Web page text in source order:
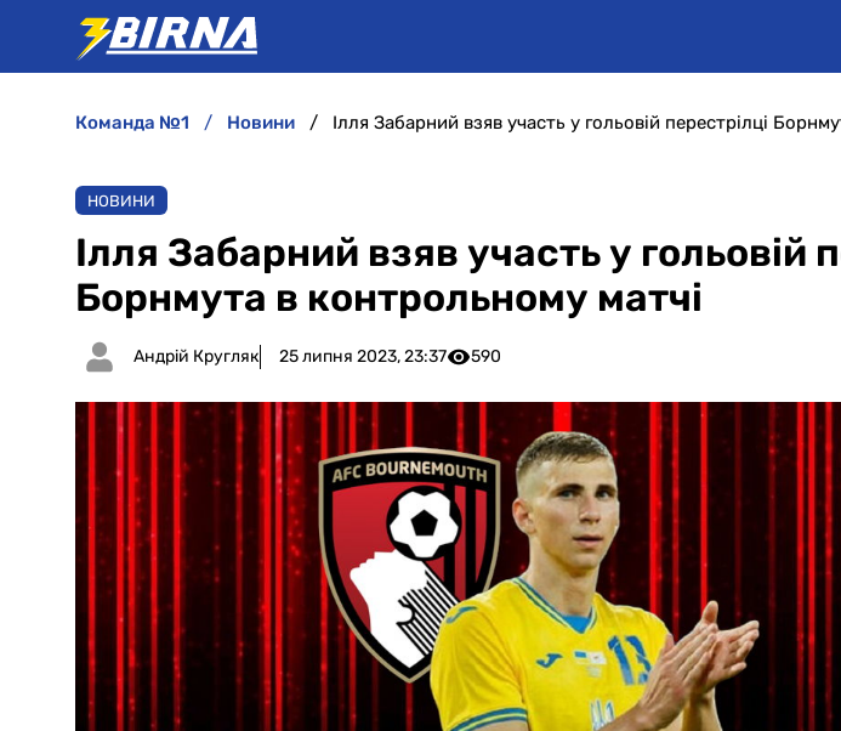
команда №1 новини Ілля Забарний взяв участь у гольовій перестрілці
НОВИНИ
Ілля Забарний взяв участь у гольовій
Борнмута в контрольному матчі
Андрій Кругляк 25 липня 2023, 23:37 590